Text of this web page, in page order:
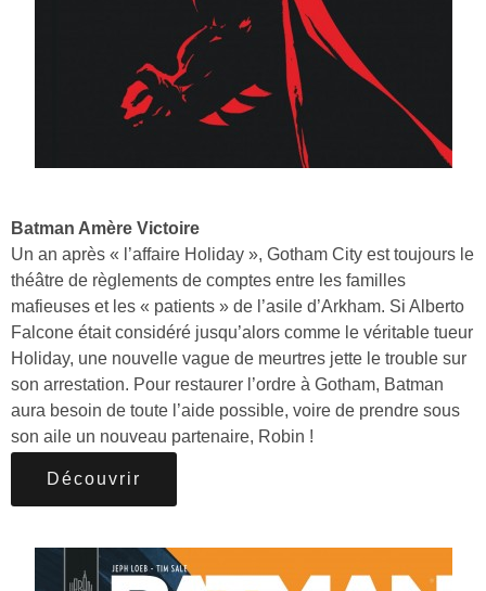
Batman Amère Victoire
Un an après « l’affaire Holiday », Gotham City est toujours le
théâtre de règlements de comptes entre les familles
mafieuses et les « patients » de l’asile d’Arkham. Si Alberto
Falcone était considéré jusqu’alors comme le véritable tueur
Holiday, une nouvelle vague de meurtres jette le trouble sur
son arrestation. Pour restaurer l’ordre à Gotham, Batman
aura besoin de toute l’aide possible, voire de prendre sous
son aile un nouveau partenaire, Robin !
Découvrir